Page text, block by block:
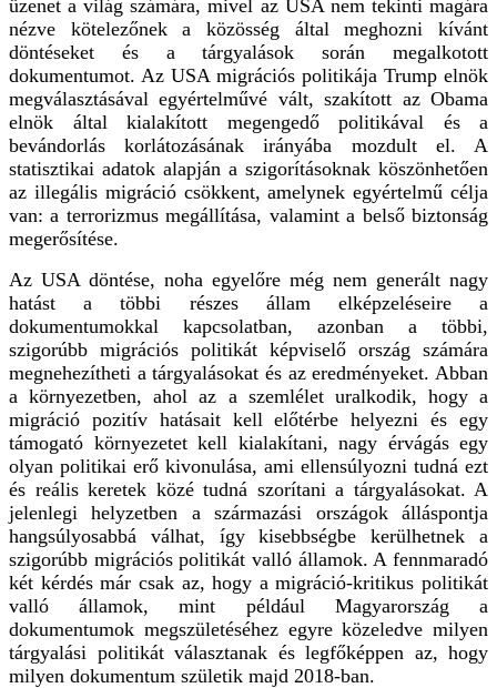
üzenet a világ számára, mivel az USA nem tekinti magára
nézve kötelezőnek a közösség által meghozni kívánt
döntéseket és a tárgyalások során megalkotott
dokumentumot. Az USA migrációs politikája Trump elnök
megválasztásával egyértelművé vált, szakított az Obama
elnök által kialakított megengedő politikával és a
bevándorlás korlátozásának irányába mozdult el. A
statisztikai adatok alapján a szigorításoknak köszönhetően
az illegális migráció csökkent, amelynek egyértelmű célja
van: a terrorizmus megállítása, valamint a belső biztonság
megerősítése.
Az USA döntése, noha egyelőre még nem generált nagy
hatást a többi részes állam elképzeléseire a
dokumentumokkal kapcsolatban, azonban a többi,
szigorúbb migrációs politikát képviselő ország számára
megnehezítheti a tárgyalásokat és az eredményeket. Abban
a környezetben, ahol az a szemlélet uralkodik, hogy a
migráció pozitív hatásait kell előtérbe helyezni és egy
támogató környezetet kell kialakítani, nagy érvágás egy
olyan politikai erő kivonulása, ami ellensúlyozni tudná ezt
és reális keretek közé tudná szorítani a tárgyalásokat. A
jelenlegi helyzetben a származási országok álláspontja
hangsúlyosabbá válhat, így kisebbségbe kerülhetnek a
szigorúbb migrációs politikát valló államok. A fennmaradó
két kérdés már csak az, hogy a migráció-kritikus politikát
valló államok, mint például Magyarország a
dokumentumok megszületéséhez egyre közeledve milyen
tárgyalási politikát választanak és legfőképpen az, hogy
milyen dokumentum születik majd 2018-ban.